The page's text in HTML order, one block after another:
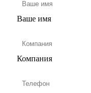
Ваше имя
Компания